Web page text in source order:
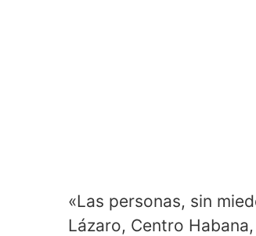
«Las personas, sin
Lázaro, Centro